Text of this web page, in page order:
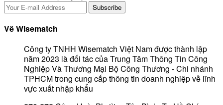
Về Wisematch
Công ty TNHH Wisematch Việt Nam được thành lập
năm 2023 là đối tác của Trung Tâm Thông Tin Công
Nghiệp Và Thương Mại Bộ Công Thương - Chi nhánh
TPHCM trong cung cấp thông tin doanh nghiệp về lĩnh
vực xuất nhập khẩu